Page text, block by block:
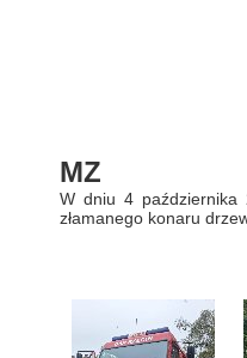
MZ
W dniu 4 października
złamanego konaru